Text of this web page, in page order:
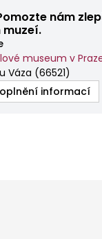
nám
museum v
Váza (66521)
informací